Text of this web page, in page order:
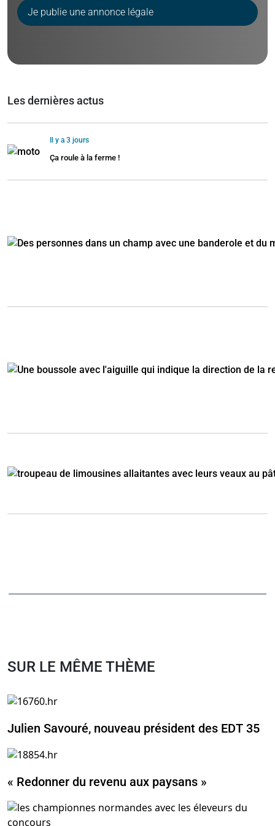
Je publie une annonce légale
Les dernières actus
Il y a 3 jours
Ça roule à la ferme !
SUR LE MÊME THÈME
Julien Savouré, nouveau président des EDT 35
« Redonner du revenu aux paysans »